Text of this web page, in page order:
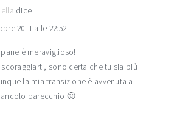
dice
2011 alle 22:52
è meraviglioso!
sono certa che tu sia più
la mia transizione è avvenuta a
parecchio 🙂